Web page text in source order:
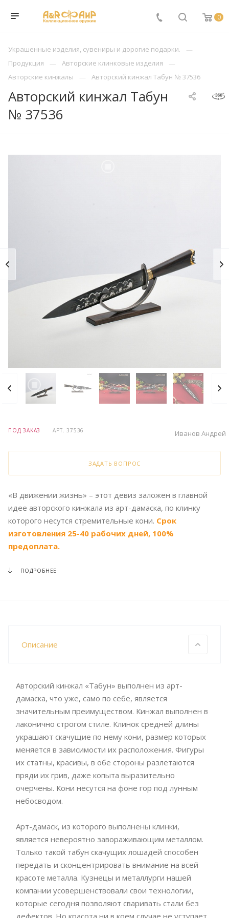
0
Украшенные изделия, сувениры и дорогие подарки.
Продукция
Авторские клинковые изделия
Авторские кинжалы
Авторский кинжал Табун № 37536
Авторский кинжал Табун
№ 37536
ПОД ЗАКАЗ АРТ.37536 Иванов Андрей
ЗАДАТЬ ВОПРОС
«В движении жизнь» – этот девиз заложен в главной
идее авторского кинжала из арт-дамаска, по клинку
которого несутся стремительные кони. Срок
изготовления 25-40 рабочих дней, 100%
предоплата.
ПОДРОБНЕЕ
Описание
Авторский кинжал «Табун» выполнен из арт-
дамаска, что уже, само по себе, является
значительным преимуществом. Кинжал выполнен в
лаконично строгом стиле. Клинок средней длины
украшают скачущие по нему кони, размер которых
меняется в зависимости их расположения. Фигуры
их статны, красивы, в обе стороны разлетаются
пряди их грив, даже копыта выразительно
очерчены. Кони несутся на фоне гор под лунным
небосводом.
Арт-дамаск, из которого выполнены клинки,
является невероятно завораживающим металлом.
Только такой табун скачущих лошадей способен
передать и сконцентрировать внимание на всей
красоте металла. Кузнецы и металлурги нашей
компании усовершенствовали свои технологии,
которые сегодня позволяют сваривать стали без